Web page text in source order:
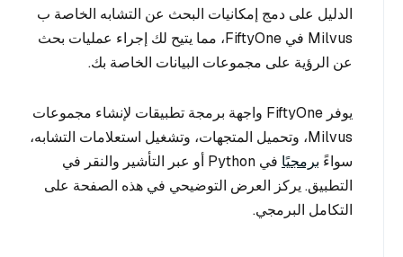
الدليل على دمج إمكانيات البحث عن التشابه الخاصة ب
Milvus في FiftyOne، مما يتيح لك إجراء عمليات بحث
عن الرؤية على مجموعات البيانات الخاصة بك.
يوفر FiftyOne واجهة برمجة تطبيقات لإنشاء مجموعات
Milvus، وتحميل المتجهات، وتشغيل استعلامات التشابه،
سواءً برمجيًا
في Python أو عبر التأشير والنقر في
التطبيق. يركز العرض التوضيحي في هذه الصفحة على
التكامل البرمجي.